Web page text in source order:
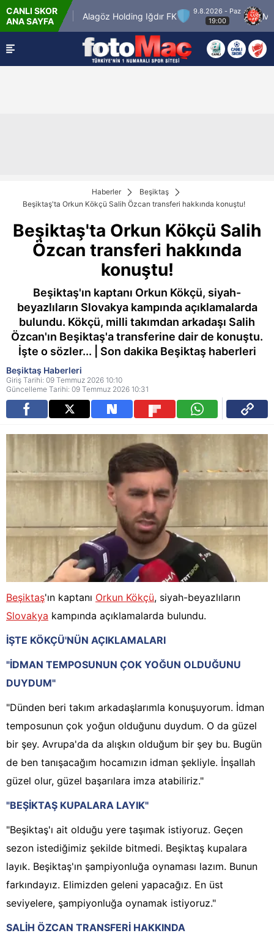
CANLI SKOR
ANA SAYFA
Alagöz Holding Iğdır FK
9.8.2026 - Paz
Haberler
Beşiktaş
Beşiktaş'ta Orkun Kökçü Salih Özcan transferi hakkında konuştu!
Beşiktaş'ta Orkun Kökçü Salih
Özcan transferi hakkında
konuştu!
Beşiktaş'ın kaptanı Orkun Kökçü, siyah-
beyazlıların Slovakya kampında açıklamalarda
bulundu. Kökçü, milli takımdan arkadaşı Salih
Özcan'ın Beşiktaş'a transferine dair de konuştu.
İşte o sözler... | Son dakika Beşiktaş haberleri
Beşiktaş Haberleri
Giriş Tarihi: 09 Temmuz 2026 10:10
Güncelleme Tarihi: 09 Temmuz 2026 10:31
Beşiktaş'ın kaptanı Orkun Kökçü, siyah-beyazlıların
Slovakya kampında açıklamalarda bulundu.
İŞTE KÖKÇÜ'NÜN AÇIKLAMALARI
"İDMAN TEMPOSUNUN ÇOK YOĞUN OLDUĞUNU
DUYDUM"
"Dünden beri takım arkadaşlarımla konuşuyorum. İdman
temposunun çok yoğun olduğunu duydum. O da güzel
bir şey. Avrupa'da da alışkın olduğum bir şey bu. Bugün
de ben tanışacağım hocamızın idman şekliyle. İnşallah
güzel olur, güzel başarılara imza atabiliriz."
"BEŞİKTAŞ KUPALARA LAYIK"
"Beşiktaş'ı ait olduğu yere taşımak istiyoruz. Geçen
sezon istediğimiz şekilde bitmedi. Beşiktaş kupalara
layık. Beşiktaş'ın şampiyonluğa oynaması lazım. Bunun
farkındayız. Elimizden geleni yapacağız. En üst
seviyelere, şampiyonluğa oynamak istiyoruz."
SALİH ÖZCAN TRANSFERİ HAKKINDA